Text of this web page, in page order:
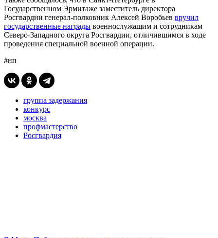
Государственном Эрмитаже заместитель директора
Росгвардии генерал-полковник Алексей Воробьев вручил
государственные награды военнослужащим и сотрудникам
Северо-Западного округа Росгвардии, отличившимся в ходе
проведения специальной военной операции.
#нп
группа задержания
конкурс
москва
профмастерство
Росгвардия